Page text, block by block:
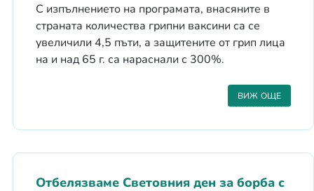
С изпълнението на програмата, внасяните в
страната количества грипни ваксини са се
увеличили 4,5 пъти, а защитените от грип лица
на и над 65 г. са нараснали с 300%.
ВИЖ ОЩЕ
Отбелязваме Световния ден за борба с